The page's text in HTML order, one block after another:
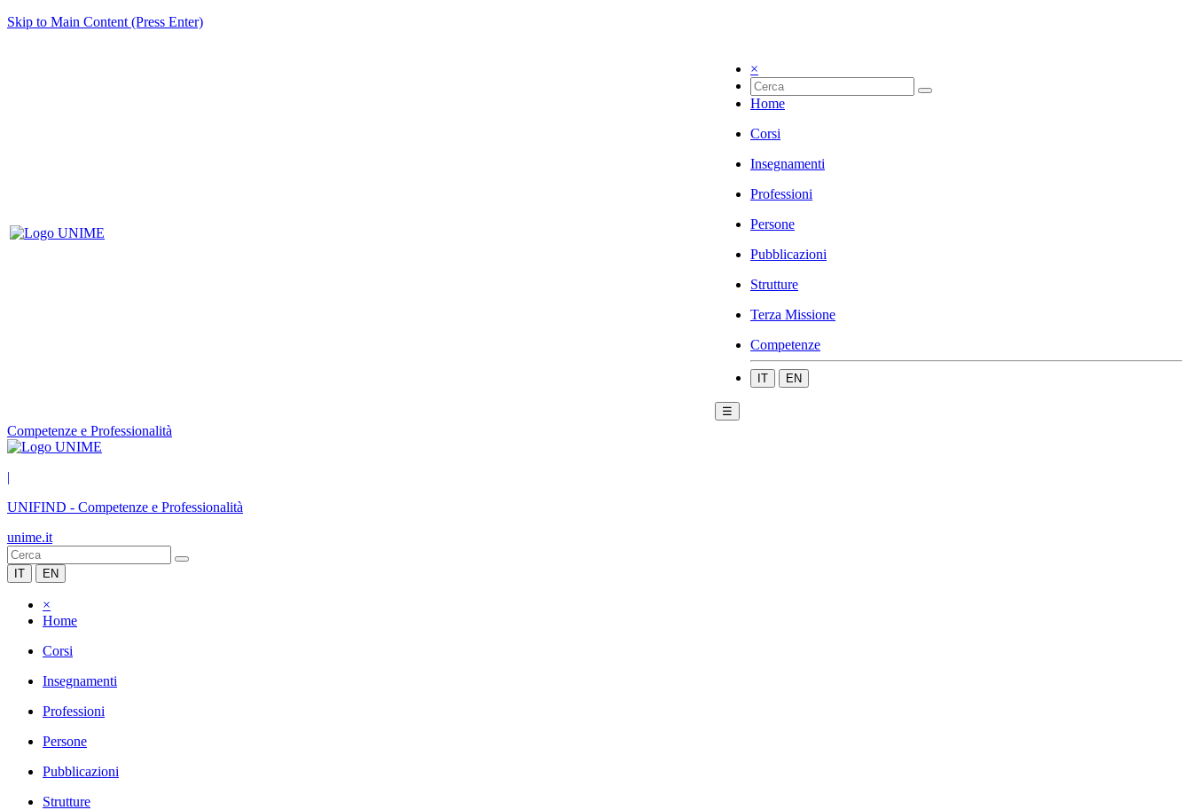
Skip to Main Content (Press Enter)
×
Home
Corsi
Insegnamenti
Professioni
Persone
Pubblicazioni
Strutture
Terza Missione
Competenze
IT EN
☰
Competenze e Professionalità
|
UNIFIND - Competenze e Professionalità
unime.it
IT EN
×
Home
Corsi
Insegnamenti
Professioni
Persone
Pubblicazioni
Strutture